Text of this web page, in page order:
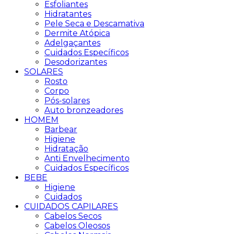
Esfoliantes
Hidratantes
Pele Seca e Descamativa
Dermite Atópica
Adelgaçantes
Cuidados Específicos
Desodorizantes
SOLARES
Rosto
Corpo
Pós-solares
Auto bronzeadores
HOMEM
Barbear
Higiene
Hidratação
Anti Envelhecimento
Cuidados Específicos
BEBE
Higiene
Cuidados
CUIDADOS CAPILARES
Cabelos Secos
Cabelos Oleosos